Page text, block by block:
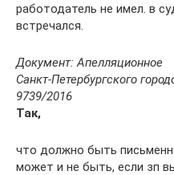
работодатель не имел. в
встречался.
Документ: Апелляционное
Санкт-Петербургского
9739/2016
Так,
что должно быть
может и не быть, если зп